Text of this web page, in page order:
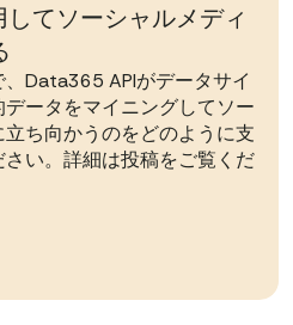
てソーシャルメディ
Data365 APIがデータサイ
ータをマイニングしてソー
ち向かうのをどのように支
い。詳細は投稿をご覧くだ